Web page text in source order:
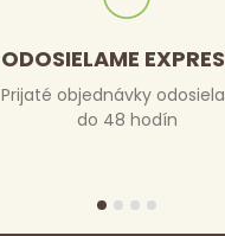
ODOSIELAME
Prijaté objednávky
do 48 hodín